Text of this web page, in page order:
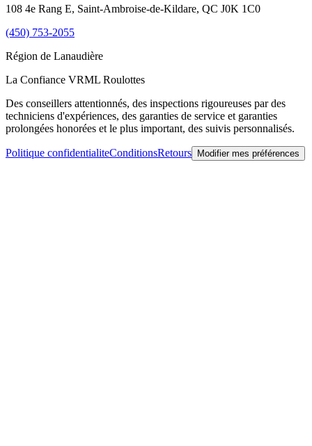
108 4e Rang E, Saint-Ambroise-de-Kildare, QC J0K 1C0
(450) 753-2055
Région de Lanaudière
La Confiance VRML Roulottes
Des conseillers attentionnés, des inspections rigoureuses par des
techniciens d'expériences, des garanties de service et garanties
prolongées honorées et le plus important, des suivis personnalisés.
Politique confidentialiteConditionsRetours Modifier mes préférences